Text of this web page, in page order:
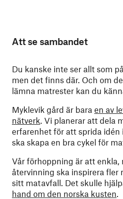
Att se sambandet
Du kanske inte ser allt som
men det finns där. Och om
lämna matrester kan du
Myklevik gård är bara en av
nätverk. Vi planerar att dela
erfarenhet för att sprida idén
ska skapa en bra cykel för
Vår förhoppning är att enkla,
återvinning ska inspirera fler
sitt matavfall. Det skulle
hand om den norska kusten.